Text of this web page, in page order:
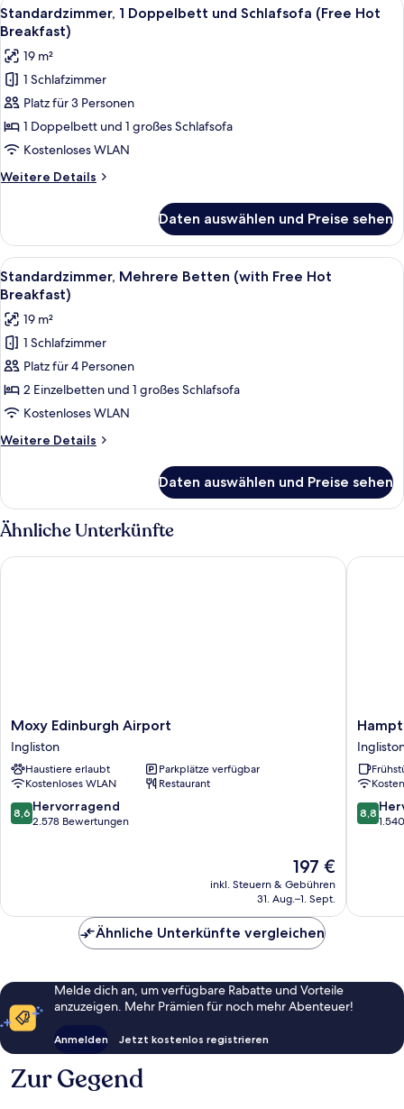
Hot
Breakfast)
Fotos
für
Standardzimmer,
1 Doppelbett
und
Schlafsofa
(Free
Hot
Breakfast)
7
Standardzimmer, 1 Doppelbett und Schlafsofa (Free Hot
Breakfast)
19 m²
1 Schlafzimmer
Platz für 3 Personen
1 Doppelbett und 1 großes Schlafsofa
Kostenloses WLAN
Weitere Details
Weitere
1 Doppelbett
und
Schlafsofa
(Free
Breakfast)
Daten auswählen und Preise sehen
Alle
Fotos
für
Standardzimmer,
Mehrere
Betten
(with
Free
Hot
Breakfast)
Ein Hotelzimmer mit zwei Betten,
5
Standardzimmer, Mehrere Betten (with Free Hot
Breakfast)
19 m²
1 Schlafzimmer
Platz für 4 Personen
2 Einzelbetten und 1 großes Schlafsofa
Kostenloses WLAN
Weitere Details
Weitere
Mehrere
Betten
(with
Free
Hot
Daten auswählen und Preise sehen
Ähnliche Unterkünfte
Moxy
Edinburgh
Airport
Ingliston
Moxy Edinburgh Airport
Ingliston
Haustiere erlaubt
Parkplätze verfügbar
Kostenloses WLAN
Restaurant
8.6
von
8,6 Hervorragend
2.578 Bewertungen
Der
Preis
beträgt
197 €
inkl. Steuern & Gebühren
31. Aug.–1. Sept.
Moxy Edinburgh Airport
by
Hilton
Airport
Ingliston
8.8
von
8,8
Ähnliche Unterkünfte vergleichen
Melde dich an, um verfügbare Rabatte und Vorteile
anzuzeigen. Mehr Prämien für noch mehr Abenteuer!
Anmelden Jetzt kostenlos registrieren
Zur Gegend